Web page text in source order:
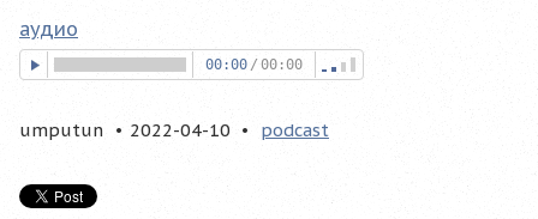
аудио
00:00 / 00:00
umputun 2022-04-10 podcast